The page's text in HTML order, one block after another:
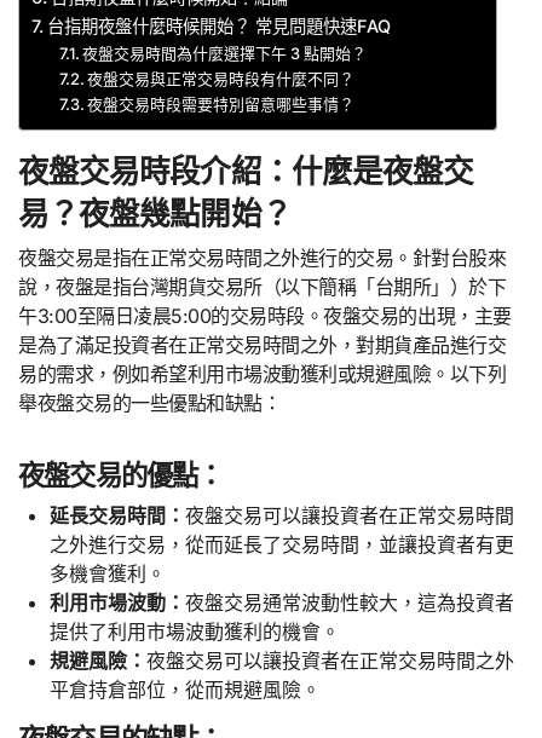
台指期夜盤什麼時候開始？ 常見問題快速FAQ
夜盤交易時間為什麼選擇下午 3 點開始？
夜盤交易與正常交易時段有什麼不同？
夜盤交易時段需要特別留意哪些事情？
夜盤交易時段介紹：什麼是夜盤交
易？夜盤幾點開始？
夜盤交易是指在正常交易時間之外進行的交易。針對台股來
說，夜盤是指台灣期貨交易所（以下簡稱「台期所」）於下
午3:00至隔日凌晨5:00的交易時段。夜盤交易的出現，主要
是為了滿足投資者在正常交易時間之外，對期貨產品進行交
易的需求，例如希望利用市場波動獲利或規避風險。以下列
舉夜盤交易的一些優點和缺點：
夜盤交易的優點：
延長交易時間： 夜盤交易可以讓投資者在正常交易時間
之外進行交易，從而延長了交易時間，並讓投資者有更
多機會獲利。
利用市場波動： 夜盤交易通常波動性較大，這為投資者
提供了利用市場波動獲利的機會。
規避風險： 夜盤交易可以讓投資者在正常交易時間之外
平倉持倉部位，從而規避風險。